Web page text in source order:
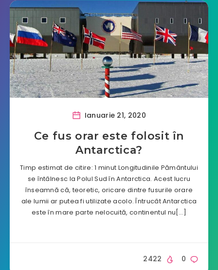
Ianuarie 21, 2020
Ce fus orar este folosit în
Antarctica?
Timp estimat de citire: 1 minut Longitudinile Pământului
se întâlnesc la Polul Sud în Antarctica. Acest lucru
înseamnă că, teoretic, oricare dintre fusurile orare
ale lumii ar putea fi utilizate acolo. Întrucât Antarctica
este în mare parte nelocuită, continentul nu[…]
0
2422